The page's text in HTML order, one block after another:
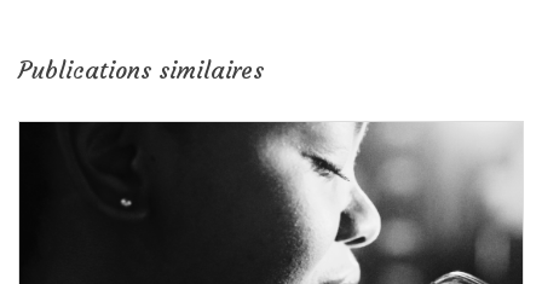
Publications similaires